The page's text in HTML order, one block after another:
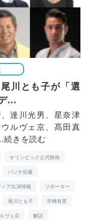
川とも子が「選
...
達川光男、星奈津
ルヴェ京、髙田真
続きを読む
オリンピック公式映画
パンチ佐藤
ィア出演情報 リポーター
尾川とも子 市橋有里
ヴェ京 解説